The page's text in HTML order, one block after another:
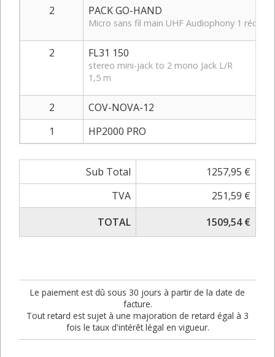
2 PACK GO-HAND
Micro sans fil main UHF Audiophony 1
2 FL31 150
stereo mini-jack to 2 mono Jack L/R
1,5 m
2
COV-NOVA-12
1
HP2000 PRO
Sub Total
1257,95 €
TVA
251,59 €
TOTAL
1509,54 €
Le paiement est dû sous 30 jours à partir de la date de
facture.
Tout retard est sujet à une majoration de retard égal à 3
fois le taux d'intérêt légal en vigueur.